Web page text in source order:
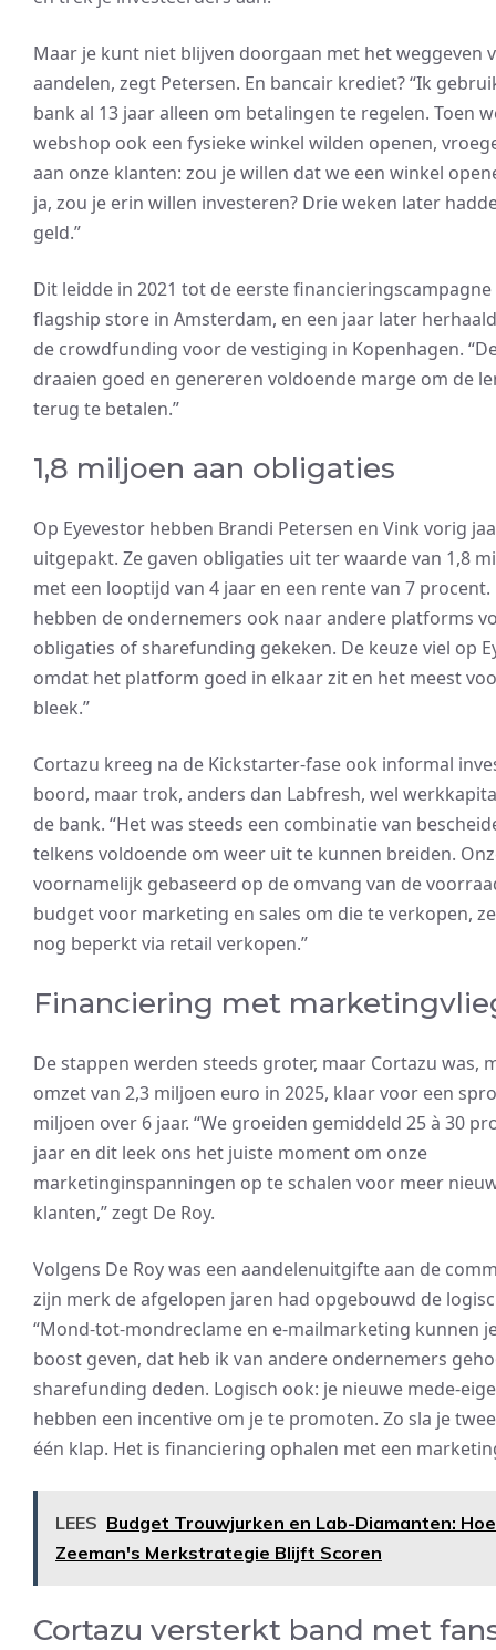
Maar je kunt niet blijven doorgaan met het weggeven
aandelen, zegt Petersen. En bancair krediet? “Ik
bank al 13 jaar alleen om betalingen te regelen. Toen
webshop ook een fysieke winkel wilden openen,
aan onze klanten: zou je willen dat we een winkel
ja, zou je erin willen investeren? Drie weken later
geld.”
Dit leidde in 2021 tot de eerste
flagship store in Amsterdam, en een jaar later
de crowdfunding voor de vestiging in Kopenhagen.
draaien goed en genereren voldoende marge om de
terug te betalen.”
1,8 miljoen aan obligaties
Op Eyevestor hebben Brandi Petersen en Vink vorig
uitgepakt. Ze gaven obligaties uit ter waarde van 1,8
met een looptijd van 4 jaar en een rente van 7
hebben de ondernemers ook naar andere platforms
obligaties of sharefunding gekeken. De keuze viel op
omdat het platform goed in elkaar zit en het meest
bleek.”
Cortazu kreeg na de Kickstarter-fase ook informal
boord, maar trok, anders dan Labfresh, wel
de bank. “Het was steeds een combinatie van
telkens voldoende om weer uit te kunnen breiden.
voornamelijk gebaseerd op de omvang van de
budget voor marketing en sales om die te verkopen,
nog beperkt via retail verkopen.”
Financiering met
De stappen werden steeds groter, maar Cortazu was,
omzet van 2,3 miljoen euro in 2025, klaar voor een
miljoen over 6 jaar. “We groeiden gemiddeld 25 à 30
jaar en dit leek ons het juiste moment om onze
marketinginspanningen op te schalen voor meer
klanten,” zegt De Roy.
Volgens De Roy was een aandelenuitgifte aan de
zijn merk de afgelopen jaren had opgebouwd de
“Mond-tot-mondreclame en e-mailmarketing kunnen
boost geven, dat heb ik van andere ondernemers
sharefunding deden. Logisch ook: je nieuwe mede-
hebben een incentive om je te promoten. Zo sla je
één klap. Het is financiering ophalen met een
LEES Budget Trouwjurken en Lab-Diamanten: Hoe
Zeeman's Merkstrategie Blijft Scoren
Cortazu versterkt band met